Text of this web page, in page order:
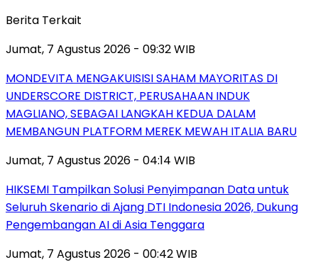
Berita Terkait
Jumat, 7 Agustus 2026 - 09:32 WIB
MONDEVITA MENGAKUISISI SAHAM MAYORITAS DI
UNDERSCORE DISTRICT, PERUSAHAAN INDUK
MAGLIANO, SEBAGAI LANGKAH KEDUA DALAM
MEMBANGUN PLATFORM MEREK MEWAH ITALIA BARU
Jumat, 7 Agustus 2026 - 04:14 WIB
HIKSEMI Tampilkan Solusi Penyimpanan Data untuk
Seluruh Skenario di Ajang DTI Indonesia 2026, Dukung
Pengembangan AI di Asia Tenggara
Jumat, 7 Agustus 2026 - 00:42 WIB